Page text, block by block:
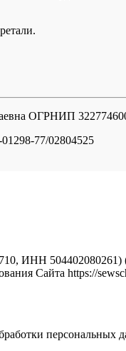
ОГРНИП
77/02804525
ИНН 504402080261)
Сайта https://
персональных